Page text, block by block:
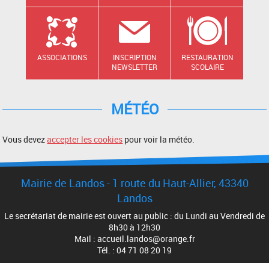
ASSOCIATIONS
INSCRIPTION
NEWSLETTER
RESTAURATION
SCOLAIRE
MÉTÉO
Vous devezaccepter les cookies pour voir la météo.
Mairie de Landos - 1 route du Haut-Allier, 43340
Landos
Le secrétariat de mairie est ouvert au public : du Lundi au Vendredi de
8h30 à 12h30
Mail : accueil.landos@orange.fr
Tél. : 04 71 08 20 19